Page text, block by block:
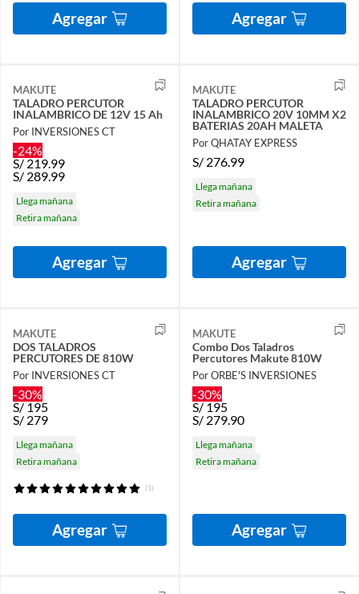
Agregar Agregar
MAKUTE
TALADRO PERCUTOR
INALAMBRICO DE 12V 15 Ah
Por INVERSIONES CT
-24%
S/219.99
S/ 289.99
Llega mañana
Retira mañana
Agregar
MAKUTE
TALADRO PERCUTOR
INALAMBRICO 20V 10MM X2
BATERIAS 20AH MALETA
Por QHATAY EXPRESS
S/ 276.99
Llega mañana
Retira mañana
Agregar
MAKUTE
DOS TALADROS
PERCUTORES DE 810W
Por INVERSIONES CT
-30%
S/ 195
S/ 279
Llega mañana
Retira mañana
(1)
Agregar
MAKUTE
Combo Dos Taladros
Percutores Makute 810W
Por ORBE'S INVERSIONES
-30%
S/ 195
S/ 279.90
Llega mañana
Retira mañana
Agregar